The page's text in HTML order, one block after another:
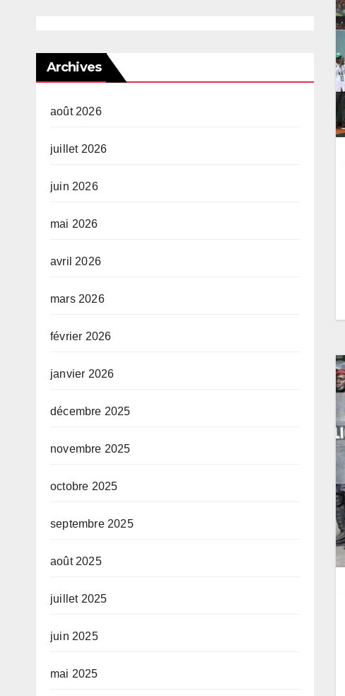
Archives
août 2026
juillet 2026
juin 2026
mai 2026
avril 2026
mars 2026
février 2026
janvier 2026
décembre 2025
novembre 2025
octobre 2025
septembre 2025
août 2025
juillet 2025
juin 2025
mai 2025